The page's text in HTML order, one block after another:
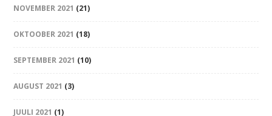
NOVEMBER 2021 (21)
OKTOOBER 2021 (18)
SEPTEMBER 2021 (10)
AUGUST 2021 (3)
JUULI 2021 (1)